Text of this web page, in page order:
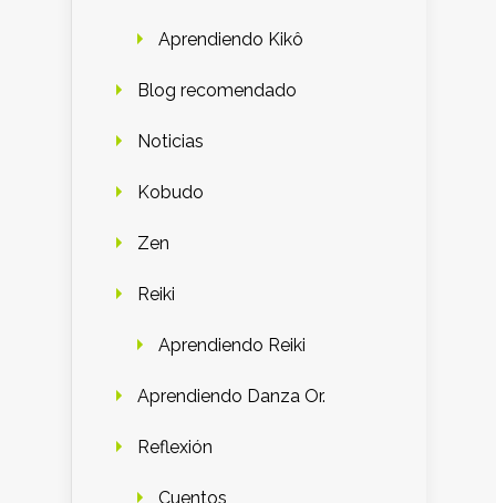
Aprendiendo Kikô
Blog recomendado
Noticias
Kobudo
Zen
Reiki
Aprendiendo Reiki
Aprendiendo Danza Or.
Reflexión
Cuentos